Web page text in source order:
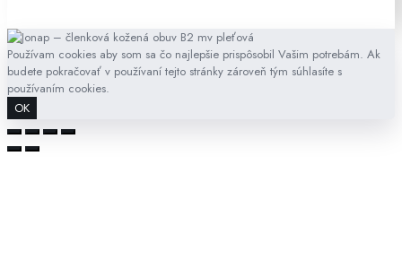
Používam cookies aby som sa čo najlepšie prispôsobil Vašim potrebám. Ak
budete pokračovať v používaní tejto stránky zároveň tým súhlasíte s
používaním cookies.
OK